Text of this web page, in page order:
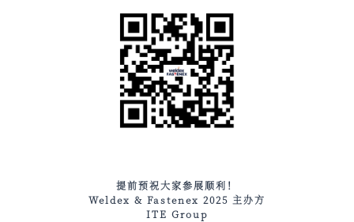
提前预祝大家参展顺利！
Weldex & Fastenex 2025 主办方
ITE Group